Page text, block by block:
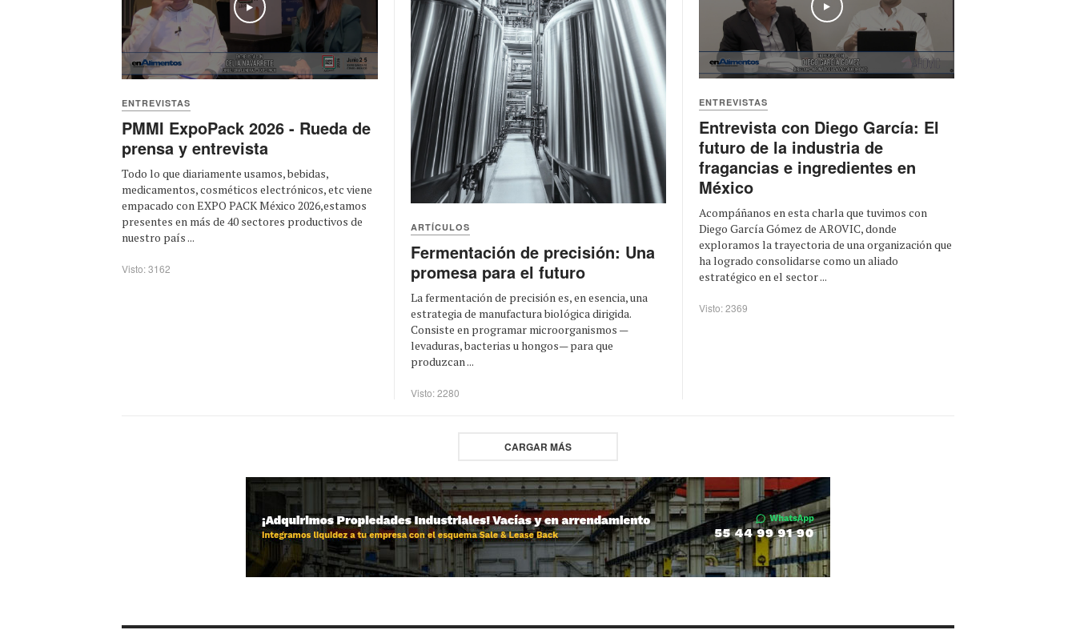
Play
ENTREVISTAS
PMMI ExpoPack 2026 - Rueda de
prensa y entrevista
Todo lo que diariamente usamos, bebidas,
medicamentos, cosméticos electrónicos, etc viene
empacado con EXPO PACK México 2026,estamos
presentes en más de 40 sectores productivos de
nuestro país ...
Visto: 3162
ARTÍCULOS
Fermentación de precisión: Una
promesa para el futuro
La fermentación de precisión es, en esencia, una
estrategia de manufactura biológica dirigida.
Consiste en programar microorganismos —
levaduras, bacterias u hongos— para que
produzcan ...
Visto: 2280
Play
ENTREVISTAS
Entrevista con Diego García: El
futuro de la industria de
fragancias e ingredientes en
México
Acompáñanos en esta charla que tuvimos con
Diego García Gómez de AROVIC, donde
exploramos la trayectoria de una organización que
ha logrado consolidarse como un aliado
estratégico en el sector ...
Visto: 2369
CARGAR MÁS